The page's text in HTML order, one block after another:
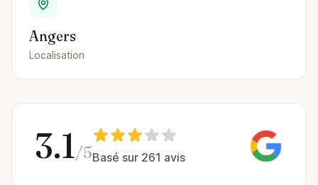
Angers
Localisation
3.1/5Basé sur 261 avis